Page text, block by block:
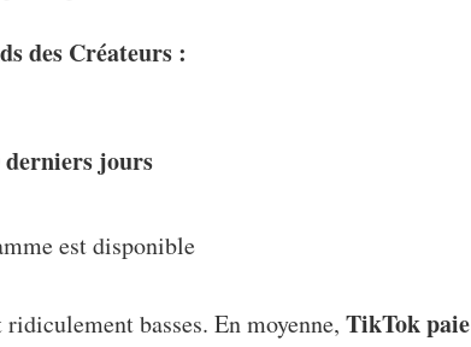
des Créateurs :
derniers jours
est disponible
basses. En moyenne, TikTok paie